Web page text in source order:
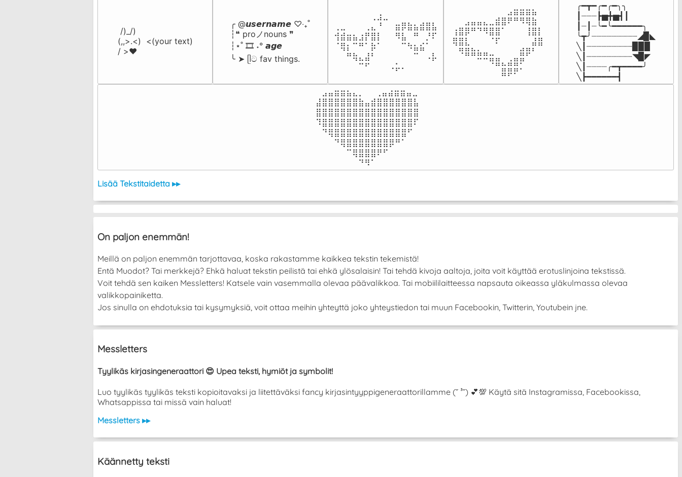
/)_/)
(,,>.<)  <(your text)
/ >❤️
╭ @𝙪𝙨𝙚𝙧𝙣𝙖𝙢𝙚 ♡‧₊˚
┆❝ proノnouns ❞
┆⋆˚ 🎞️ ˖° 𝙖𝙜𝙚
╰ ➤ ᥫට fav things.
⠀⠀⠀⠀⠀⠀⢀⣰⣀⠀⠀⠀⠀⠀⠀⠀⠀
⢀⣀⠀⠀⠀⢀⣄⠘⠀⠀⣶⡿⣷⣦⣾⣿⣧
⢺⣾⣶⣦⣰⡟⣿⡇⠀⠀⠻⣧⠀⠛⠀⡘⠏
⠈⢿⡆⠉⠛⠁⡷⠁⠀⠀⠀⠉⠳⣦⣮⠁⠀
⠀⠀⠛⢷⣄⣼⠃⠀⠀⠀⠀⠀⠀⠉⠀⠠⡧
⠀⠀⠀⠀⠉⠋⠀⠀⠀⠠⡥⠄⠀⠀⠀⠀⠀
⠀⠀⠀⠀⠀⠀⠀⠀⠀⣠⣶⣶⣶⣦⠀⠀
⠀⠀⣠⣤⣤⣄⣀⣾⣿⠟⠛⠻⢿⣷⠀
⢰⣿⡿⠛⠙⠻⣿⣿⠁⠀⠀⠀⢸⣿⡇
⢿⣿⣇⠀⠀⠀⠈⠏⠀⠀⠀⠀⠀⣼⣿⠀
⠀⠻⣿⣷⣦⣤⣀⠀⠀⠀⠀⣾⡿⠃⠀
⠀⠀⠀⠀⠉⠉⠻⣿⣄⣴⣿⠟⠀⠀⠀
⠀⠀⠀⠀⠀⠀⠀⠀⣿⡿⠟⠁⠀⠀⠀⠀
╭━┳━╭━╭━╮╮
┃┈┈┈┣▅╋▅┫┃
┃┈┃┈╰━╰━━━━━━╮
╰┳╯┈┈┈┈┈┈┈┈┈◢▉◣
╲┃┈┈┈┈┈┈┈┈┈▉▉▉
╲┃┈┈┈┈┈┈┈┈┈◥▉◤
╲┃┈┈┈┈╭━┳━━━━╯
╲┣━━━━━━┫﻿
⠀⣠⣤⣶⣶⣦⣄⡀  ⠀⢀⣤⣴⣶⣶⣤⣀⠀
⣼⣿⣿⣿⣿⣿⣿⣷⣤⣾⣿⣿⣿⣿⣿⣿⣧
⣿⣿⣿⣿⣿⣿⣿⣿⣿⣿⣿⣿⣿⣿⣿⣿⣿
⠹⣿⣿⣿⣿⣿⣿⣿⣿⣿⣿⣿⣿⣿⣿⣿⠏
⠀⠙⢿⣿⣿⣿⣿⣿⣿⣿⣿⣿⣿⣿⣿⠋⠀
⠀⠀⠀⠙⢿⣿⣿⣿⣿⣿⣿⣿⡿⠛⠁⠀⠀
⠀⠀⠀⠀⠀⠉⢿⣿⣿⣿⠟⠋⠀⠀⠀⠀⠀
⠀⠀⠀⠀⠀⠀⠀⠙⠻⠁⠀⠀⠀⠀⠀⠀⠀⠀⠀⠀⠀⠀⠀
Lisää Tekstitaidetta ▸▸
On paljon enemmän!
Meillä on paljon enemmän tarjottavaa, koska rakastamme kaikkea tekstin tekemistä!
Entä Muodot? Tai merkkejä? Ehkä haluat tekstin peilistä tai ehkä ylösalaisin! Tai tehdä kivoja aaltoja, joita voit käyttää erotuslinjoina tekstissä.
Voit tehdä sen kaiken Messletters! Katsele vain vasemmalla olevaa päävalikkoa. Tai mobiililaitteessa napsauta oikeassa yläkulmassa olevaa
valikkopainiketta.
Jos sinulla on ehdotuksia tai kysymyksiä, voit ottaa meihin yhteyttä joko yhteystiedon tai muun Facebookin, Twitterin, Youtubein jne.
Messletters
Tyylikäs kirjasingeneraattori 😍 Upea teksti, hymiöt ja symbolit!
Luo tyylikäs tyylikäs teksti kopioitavaksi ja liitettäväksi fancy kirjasintyyppigeneraattorillamme (˘ ³˘) 💕💯 Käytä sitä Instagramissa, Facebookissa,
Whatsappissa tai missä vain haluat!
Messletters ▸▸
Käännetty teksti